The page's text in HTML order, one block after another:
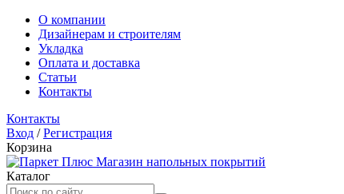
О компании
Дизайнерам и строителям
Укладка
Оплата и доставка
Статьи
Контакты
Контакты
Вход /Регистрация
Корзина
Магазин напольных покрытий
Каталог